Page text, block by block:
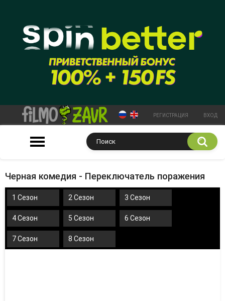
РЕГИСТРАЦИЯ ВХОД
Черная комедия - Переключатель поражения
1 Сезон 2 Сезон 3 Сезон
4 Сезон 5 Сезон 6 Сезон
7 Сезон 8 Сезон